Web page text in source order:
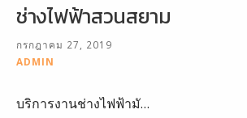
ช่างไฟฟ้าสวนสยาม
กรกฎาคม 27, 2019
ADMIN
บริการงานช่างไฟฟ้ามั…